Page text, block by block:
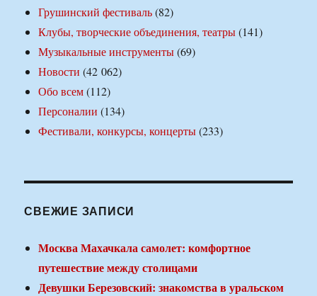
Грушинский фестиваль(82)
Клубы, творческие объединения, театры(141)
Музыкальные инструменты(69)
Новости (42 062)
Обо всем(112)
Персоналии (134)
Фестивали, конкурсы, концерты(233)
СВЕЖИЕ ЗАПИСИ
Москва Махачкала самолет: комфортное
путешествие между столицами
Девушки Березовский: знакомства в уральском